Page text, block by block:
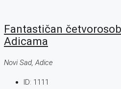
Fantastičan
Adicama
Novi Sad, Adice
ID: 1111